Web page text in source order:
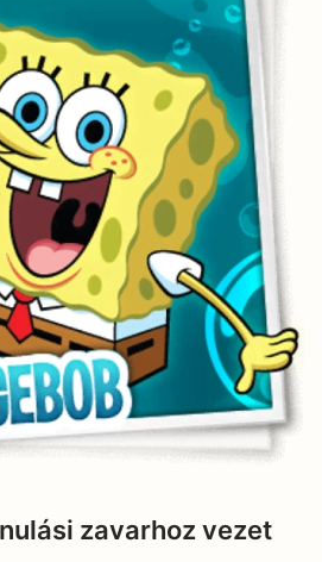
zavarhoz vezet